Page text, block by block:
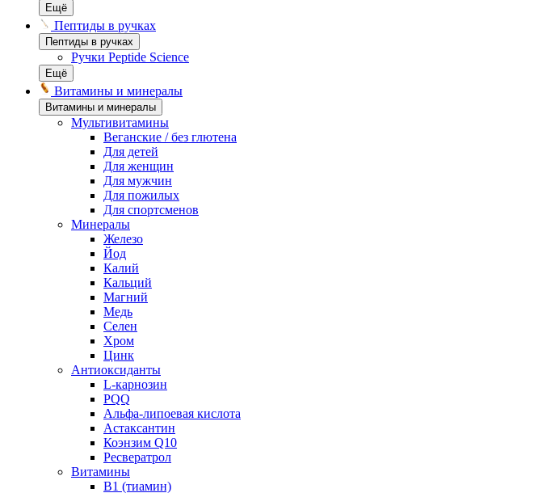
Ещё
Пептиды в ручках
Пептиды в ручках
Ручки Peptide Science
Ещё
Витамины и минералы
Витамины и минералы
Мультивитамины
Веганские / без глютена
Для детей
Для женщин
Для мужчин
Для пожилых
Для спортсменов
Минералы
Железо
Йод
Калий
Кальций
Магний
Медь
Селен
Хром
Цинк
Антиоксиданты
L-карнозин
PQQ
Альфа-липоевая кислота
Астаксантин
Коэнзим Q10
Ресвератрол
Витамины
B1 (тиамин)